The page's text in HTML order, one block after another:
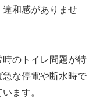
和感がありませ
時のトイレ問題が特
な停電や断水時で
ます。